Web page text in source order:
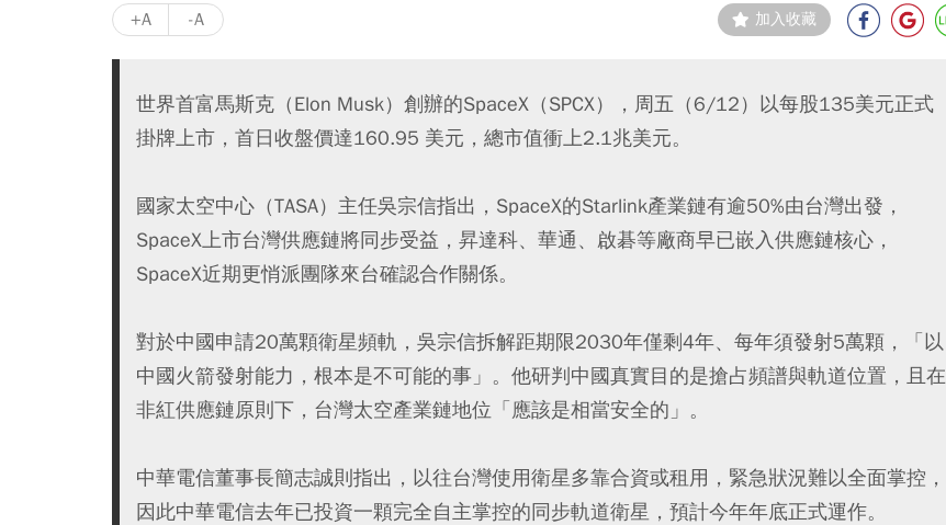
+A -A 加入收藏
世界首富馬斯克（Elon Musk）創辦的SpaceX（SPCX），周五（6/12）以每股135美元正式
掛牌上市，首日收盤價達160.95 美元，總市值衝上2.1兆美元。
國家太空中心（TASA）主任吳宗信指出，SpaceX的Starlink產業鏈有逾50%由台灣出發，
SpaceX上市台灣供應鏈將同步受益，昇達科、華通、啟碁等廠商早已嵌入供應鏈核心，
SpaceX近期更悄派團隊來台確認合作關係。
對於中國申請20萬顆衛星頻軌，吳宗信拆解距期限2030年僅剩4年、每年須發射5萬顆，「以
中國火箭發射能力，根本是不可能的事」。他研判中國真實目的是搶占頻譜與軌道位置，且在
非紅供應鏈原則下，台灣太空產業鏈地位「應該是相當安全的」。
中華電信董事長簡志誠則指出，以往台灣使用衛星多靠合資或租用，緊急狀況難以全面掌控，
因此中華電信去年已投資一顆完全自主掌控的同步軌道衛星，預計今年年底正式運作。